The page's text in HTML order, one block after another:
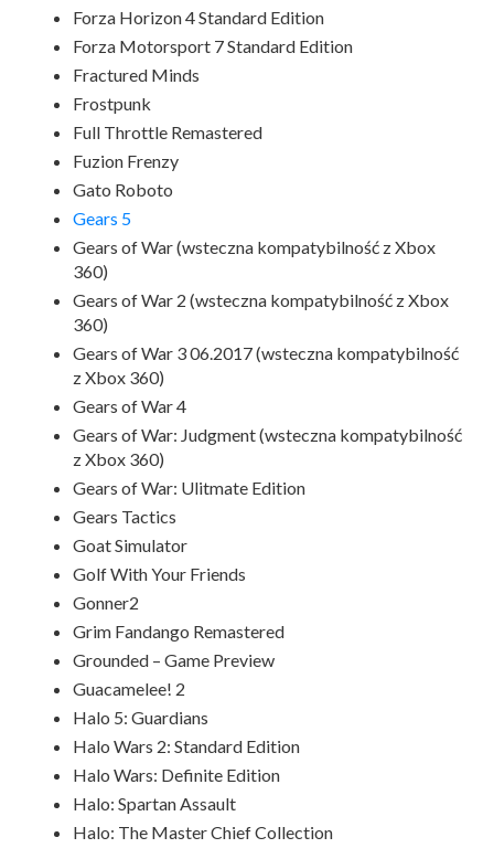
Forza Horizon 4 Standard Edition
Forza Motorsport 7 Standard Edition
Fractured Minds
Frostpunk
Full Throttle Remastered
Fuzion Frenzy
Gato Roboto
Gears 5
Gears of War (wsteczna kompatybilność z Xbox
360)
Gears of War 2 (wsteczna kompatybilność z Xbox
360)
Gears of War 3 06.2017 (wsteczna kompatybilność
z Xbox 360)
Gears of War 4
Gears of War: Judgment (wsteczna kompatybilność
z Xbox 360)
Gears of War: Ulitmate Edition
Gears Tactics
Goat Simulator
Golf With Your Friends
Gonner2
Grim Fandango Remastered
Grounded – Game Preview
Guacamelee! 2
Halo 5: Guardians
Halo Wars 2: Standard Edition
Halo Wars: Definite Edition
Halo: Spartan Assault
Halo: The Master Chief Collection